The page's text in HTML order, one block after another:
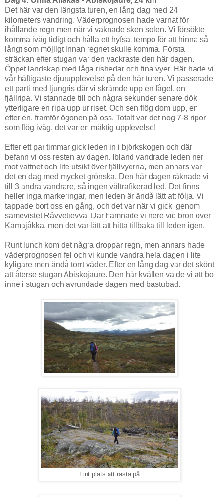
Det här var den längsta turen, en lång dag med 24
kilometers vandring. Väderprognosen hade varnat för
ihållande regn men när vi vaknade sken solen. Vi försökte
komma iväg tidigt och hålla ett hyfsat tempo för att hinna så
långt som möjligt innan regnet skulle komma. Första
sträckan efter stugan var den vackraste den här dagen.
Öppet landskap med låga rishedar och fina vyer. Här hade vi
vår häftigaste djurupplevelse på den här turen. Vi passerade
ett parti med ljungris där vi skrämde upp en fågel, en
fjällripa. Vi stannade till och några sekunder senare dök
ytterligare en ripa upp ur riset. Och sen flög dom upp, en
efter en, framför ögonen på oss. Totalt var det nog 7-8 ripor
som flög iväg, det var en mäktig upplevelse!
Efter ett par timmar gick leden in i björkskogen och där
befann vi oss resten av dagen. Ibland vandrade leden ner
mot vattnet och lite utsikt över fjällvyerna, men annars var
det en dag med mycket grönska. Den här dagen räknade vi
till 3 andra vandrare, så ingen vältrafikerad led. Det finns
heller inga markeringar, men leden är ändå lätt att följa. Vi
tappade bort oss en gång, och det var när vi gick igenom
samevistet Råvvetievva. Där hamnade vi nere vid bron över
Kamajåkka, men det var lätt att hitta tillbaka till leden igen.
Runt lunch kom det några droppar regn, men annars hade
väderprognosen fel och vi kunde vandra hela dagen i lite
kyligare men ändå torrt väder. Efter en lång dag var det skönt
att återse stugan Abiskojaure. Den här kvällen valde vi att bo
inne i stugan och avrundade dagen med bastubad.
Fint plats att rasta på